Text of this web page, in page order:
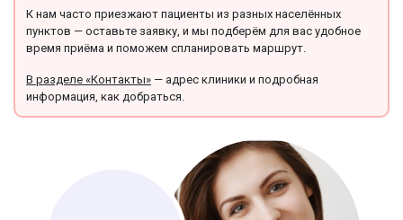
К нам часто приезжают пациенты из разных населённых
пунктов — оставьте заявку, и мы подберём для вас удобное
время приёма и поможем спланировать маршрут.
В разделе «Контакты» — адрес клиники и подробная
информация, как добраться.